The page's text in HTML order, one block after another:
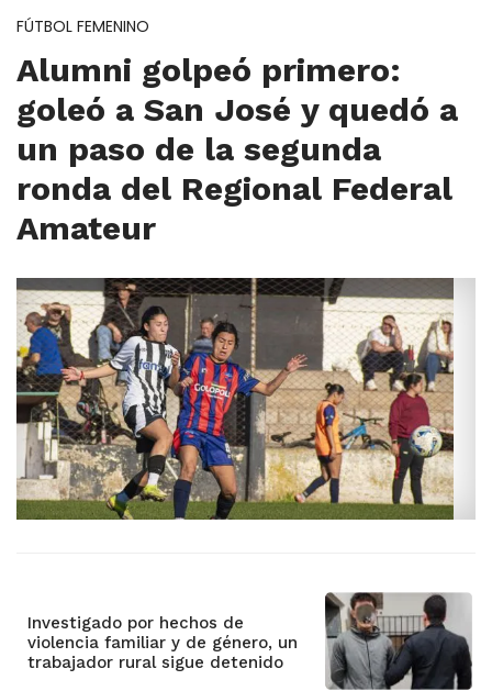
FÚTBOL FEMENINO
Alumni golpeó primero:
goleó a San José y quedó a
un paso de la segunda
ronda del Regional Federal
Amateur
Investigado por hechos de
violencia familiar y de género, un
trabajador rural sigue detenido